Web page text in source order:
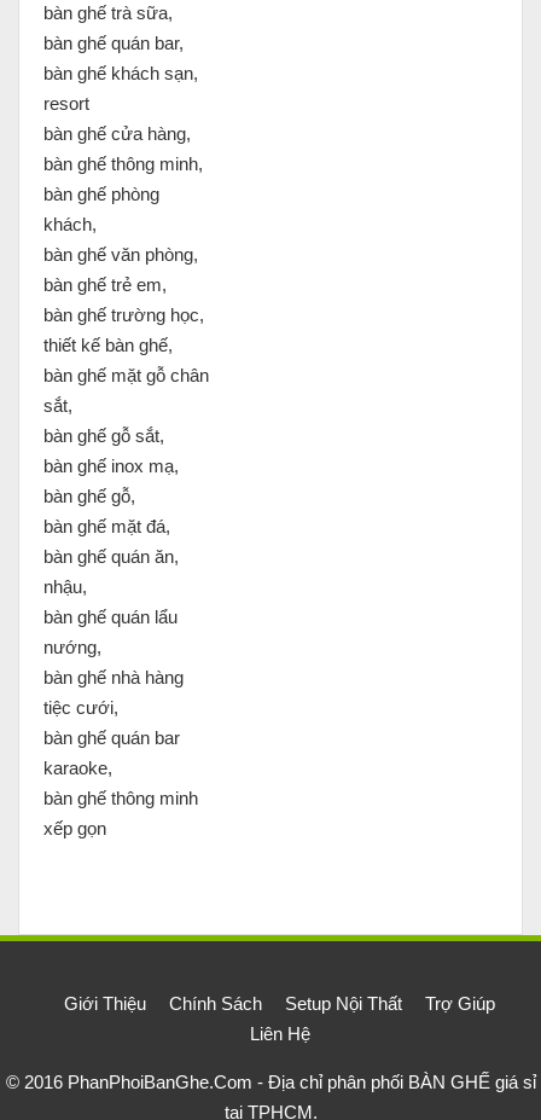
bàn ghế trà sữa,
bàn ghế quán bar,
bàn ghế khách sạn,
resort
bàn ghế cửa hàng,
bàn ghế thông minh,
bàn ghế phòng
khách,
bàn ghế văn phòng,
bàn ghế trẻ em,
bàn ghế trường học,
thiết kế bàn ghế,
bàn ghế mặt gỗ chân
sắt,
bàn ghế gỗ sắt,
bàn ghế inox mạ,
bàn ghế gỗ,
bàn ghế mặt đá,
bàn ghế quán ăn,
nhậu,
bàn ghế quán lẩu
nướng,
bàn ghế nhà hàng
tiệc cưới,
bàn ghế quán bar
karaoke,
bàn ghế thông minh
xếp gọn
Giới Thiệu Chính Sách Setup Nội Thất
Trợ Giúp
Liên Hệ
© 2016 PhanPhoiBanGhe.Com - Địa chỉ phân phối BÀN GHẾ giá sỉ
tại TPHCM.